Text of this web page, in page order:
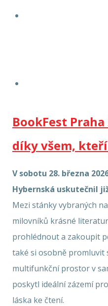
BookFest
díky všem,
V sobotu 28. března
Hybernská uskutečnil
Mezi stánky vybraných
milovníků krásné
prohlédnout a zakoupit
také si osobně promluvit
multifunkční prostor v
poskytl ideální zázemí
láska ke čtení.